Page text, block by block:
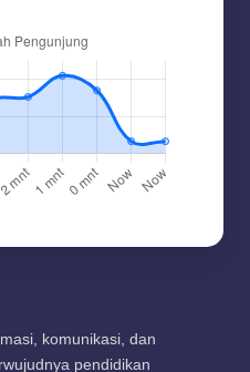
komunikasi, dan
pendidikan